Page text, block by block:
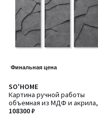
Финальная цена
SO'HOME
Картина ручной работы
объемная из МДФ и акрила,
110х55 см
108300 ₽